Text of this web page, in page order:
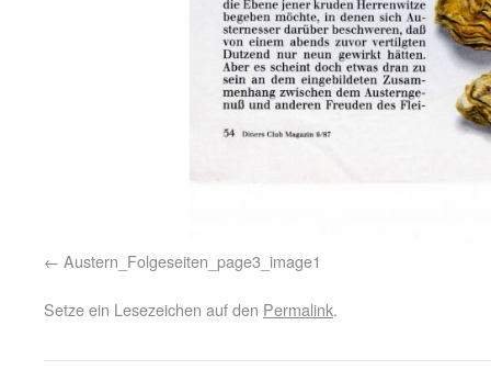
Austern_Folgeseiten_page3_image1
Setze ein Lesezeichen auf den Permalink.